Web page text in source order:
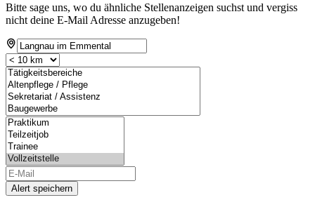
Bitte sage uns, wo du ähnliche Stellenanzeigen suchst und vergiss
nicht deine E-Mail Adresse anzugeben!
Alert speichern